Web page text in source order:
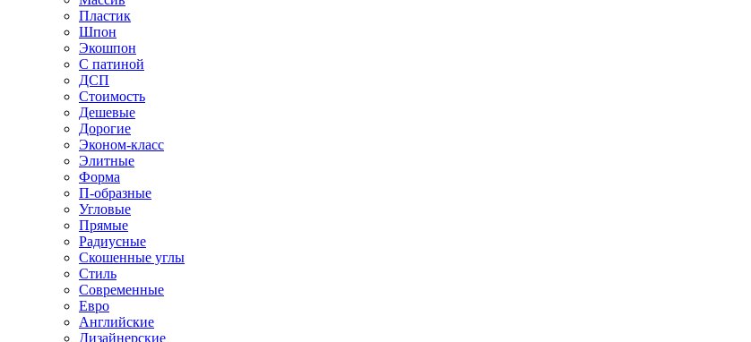
Пластик
Шпон
Экошпон
С патиной
ДСП
Стоимость
Дешевые
Дорогие
Эконом-класс
Элитные
Форма
П-образные
Угловые
Прямые
Радиусные
Скошенные углы
Стиль
Современные
Евро
Английские
Дизайнерские